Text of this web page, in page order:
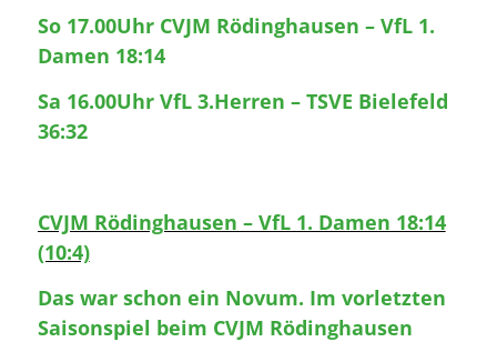
So 17.00Uhr CVJM Rödinghausen – VfL 1.
Damen 18:14
Sa 16.00Uhr VfL 3.Herren – TSVE Bielefeld
36:32
CVJM Rödinghausen – VfL 1. Damen 18:14
(10:4)
Das war schon ein Novum. Im vorletzten
Saisonspiel beim CVJM Rödinghausen